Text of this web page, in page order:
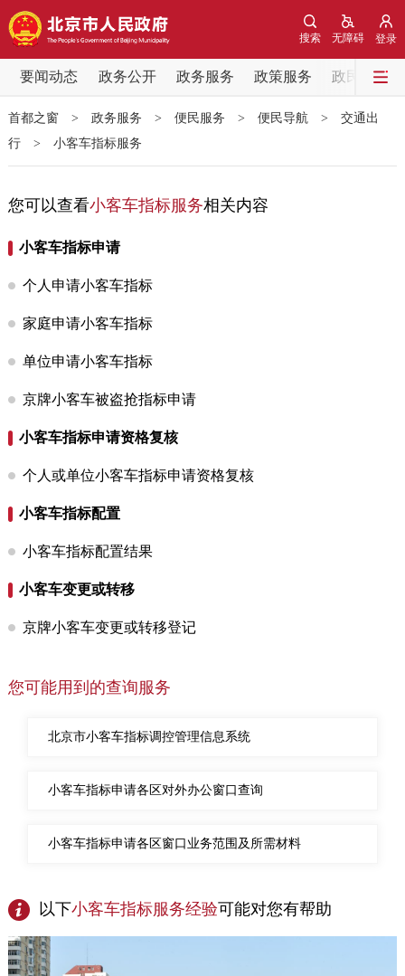
登录
无障碍
搜索
要闻动态 政务公开 政务服务 政策服务 政民互动
要闻动态
党中央精神 国务院信息 中央部委动态
市领导
决策公开
政务服务
个人服务
中介服务 阳光政务
绿色北京 图说北京 视频北京
多语种
首都之窗> 政务服务 > 便民服务 > 便民导航 > 交通出
行> 小客车指标服务
您可以查看小客车指标服务相关内容
小客车指标申请
个人申请小客车指标
家庭申请小客车指标
单位申请小客车指标
京牌小客车被盗抢指标申请
小客车指标申请资格复核
个人或单位小客车指标申请资格复核
小客车指标配置
小客车指标配置结果
小客车变更或转移
京牌小客车变更或转移登记
您可能用到的查询服务
北京市小客车指标调控管理信息系统
小客车指标申请各区对外办公窗口查询
小客车指标申请各区窗口业务范围及所需材料
以下小客车指标服务经验可能对您有帮助